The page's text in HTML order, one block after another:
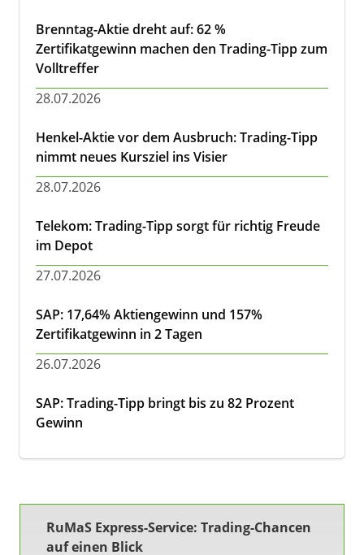
Brenntag-Aktie dreht auf: 62 %
Zertifikatgewinn machen den Trading-Tipp zum
Volltreffer
28.07.2026
Henkel-Aktie vor dem Ausbruch: Trading-Tipp
nimmt neues Kursziel ins Visier
28.07.2026
Telekom: Trading-Tipp sorgt für richtig Freude
im Depot
27.07.2026
SAP: 17,64% Aktiengewinn und 157%
Zertifikatgewinn in 2 Tagen
26.07.2026
SAP: Trading-Tipp bringt bis zu 82 Prozent
Gewinn
RuMaS Express-Service: Trading-Chancen
auf einen Blick